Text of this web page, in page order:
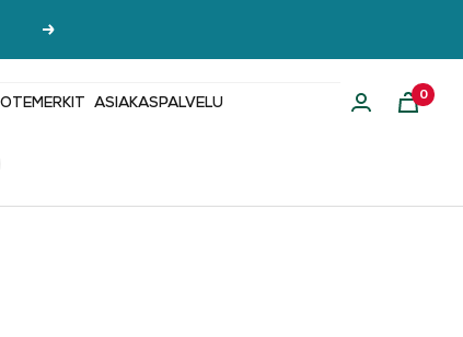
Seuraava
ASIAKASPALVELU
0